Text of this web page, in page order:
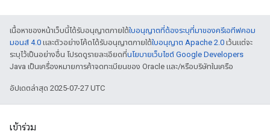
เนื้อหาของหน้าเว็บนี้ได้รับอนุญาตภายใต้ใบอนุญาตที่ต้องระบุที่มาของครีเอทีฟคอม
มอนส์ 4.0 และตัวอย่างโค้ดได้รับอนุญาตภายใต้ใบอนุญาต Apache 2.0 เว้นแต่จะ
ระบุไว้เป็นอย่างอื่น โปรดดูรายละเอียดที่นโยบายเว็บไซต์ Google Developers
Java เป็นเครื่องหมายการค้าจดทะเบียนของ Oracle และ/หรือบริษัทในเครือ
อัปเดตล่าสุด 2025-07-27 UTC
เข้าร่วม